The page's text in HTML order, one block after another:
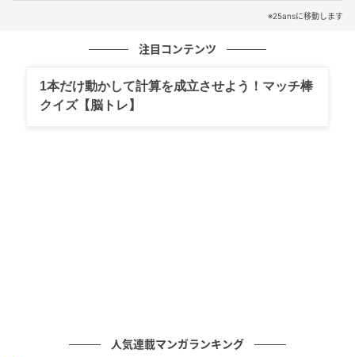
くすみブルーのバイカラーが洗練されたモダニズムを
漂わせて。チューブ状のレザージッププルやゴールド
のロゴチャームがアクセントに。財布“FF ダイヤモン
ンディ／フェンディ ジャパン）
と目ぼれ。財布［W19×H10.5×D2、日本限定］
※25ansに移動します
注目コンテンツ
1本だけ動かして計算を成立させよう！マッチ棒
クイズ【脳トレ】
人気連載マンガランキング